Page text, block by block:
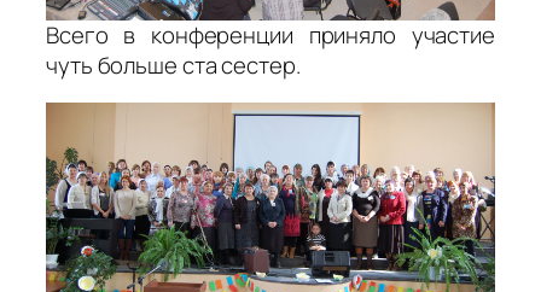
Всего в конференции приняло участие
чуть больше ста сестер.